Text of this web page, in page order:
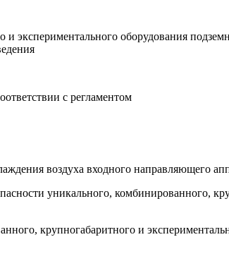
экспериментального оборудования
с регламентом
воздуха входного направляющего
уникального, комбинированного,
крупногабаритного и